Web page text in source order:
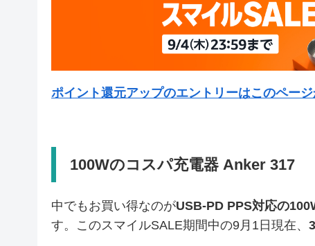
ポイント還元アップのエントリーはこのページ
100Wのコスパ充電器 Anker 317
中でもお買い得なのがUSB-PD PPS対応の
す。このスマイルSALE期間中の9月1日現在、